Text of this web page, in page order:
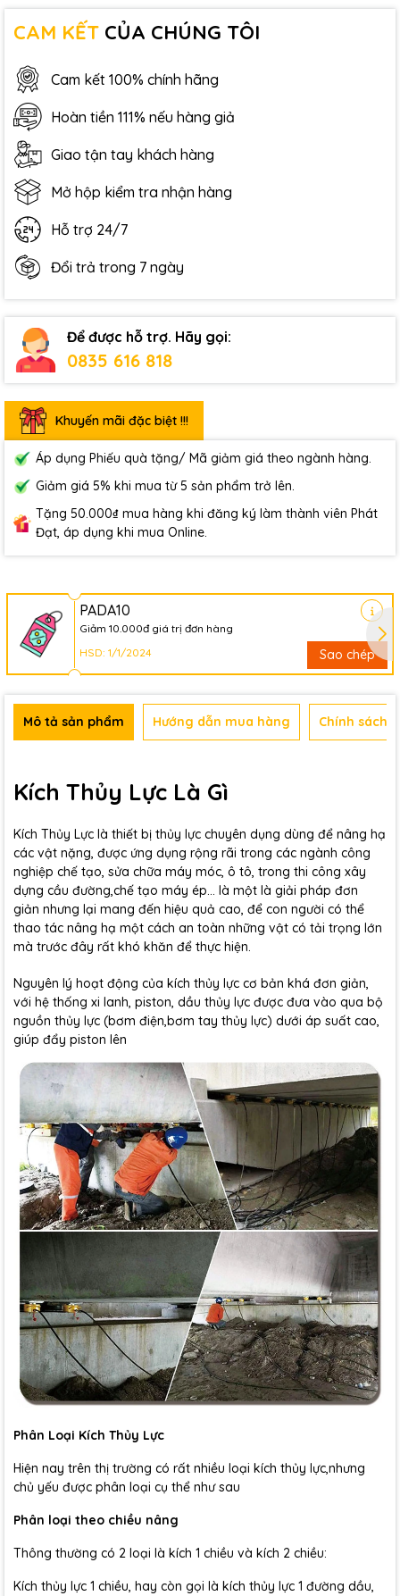
CAM KẾT CỦA CHÚNG TÔI
Cam kết 100% chính hãng
Hoàn tiền 111% nếu hàng giả
Giao tận tay khách hàng
Mở hộp kiểm tra nhận hàng
Hỗ trợ 24/7
Đổi trả trong 7 ngày
Để được hỗ trợ. Hãy gọi:
0835 616 818
Khuyến mãi đặc biệt !!!
Áp dụng Phiếu quà tặng/ Mã giảm giá theo ngành hàng.
Giảm giá 5% khi mua từ 5 sản phẩm trở lên.
Tặng 50.000₫ mua hàng khi đăng ký làm thành viên Phát
Đạt, áp dụng khi mua Online.
PADA10
Giảm 10.000đ giá trị đơn hàng
HSD: 1/1/2024
Sao chép
Mô tả sản phẩm Hướng dẫn mua hàng Chính sách
Kích Thủy Lực Là Gì
Kích Thủy Lực là thiết bị thủy lực chuyên dụng dùng để nâng hạ
các vật nặng, được ứng dụng rộng rãi trong các ngành công
nghiệp chế tạo, sửa chữa máy móc, ô tô, trong thi công xây
dựng cầu đường,chế tạo máy ép... là một là giải pháp đơn
giản nhưng lại mang đến hiệu quả cao, để con người có thể
thao tác nâng hạ một cách an toàn những vật có tải trọng lớn
mà trước đây rất khó khăn để thực hiện.
Nguyên lý hoạt động của kích thủy lực cơ bản khá đơn giản,
với hệ thống xi lanh, piston, dầu thủy lực được đưa vào qua bộ
nguồn thủy lực (bơm điện,bơm tay thủy lực) dưới áp suất cao,
giúp đẩy piston lên
Phân Loại Kích Thủy Lực
Hiện nay trên thị trường có rất nhiều loại kích thủy lực,nhưng
chủ yếu được phân loại cụ thể như sau
Phân loại theo chiều nâng
Thông thường có 2 loại là kích 1 chiều và kích 2 chiều:
Kích thủy lực 1 chiều, hay còn gọi là kích thủy lực 1 đường dầu,